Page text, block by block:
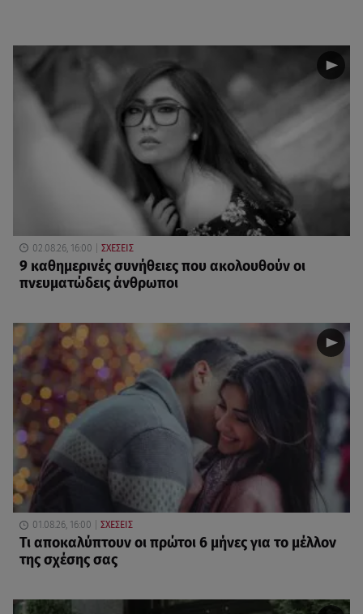
02.08.26, 16:00 ΣΧΕΣΕΙΣ
9 καθημερινές συνήθειες που ακολουθούν οι
πνευματώδεις άνθρωποι
01.08.26, 16:00 ΣΧΕΣΕΙΣ
Τι αποκαλύπτουν οι πρώτοι 6 μήνες για το μέλλον
της σχέσης σας